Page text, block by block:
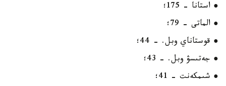
● استانا - 175؛
● الماتى - 79؛
● قوستاناي وبل. - 44؛
● جەتىسۋ وبل. - 43؛
● شىمكەنت - 41؛